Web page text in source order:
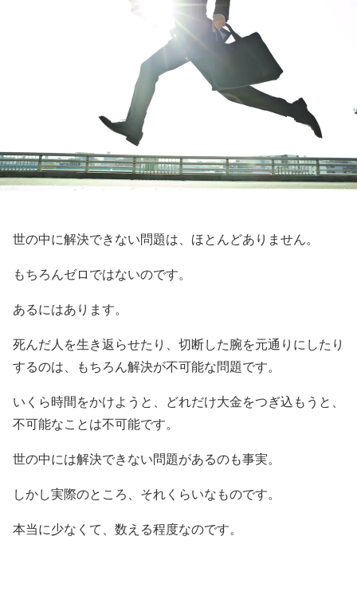
世の中に解決できない問題は、ほとんどありません。
もちろんゼロではないのです。
あるにはあります。
死んだ人を生き返らせたり、切断した腕を元通りにしたり
するのは、もちろん解決が不可能な問題です。
いくら時間をかけようと、どれだけ大金をつぎ込もうと、
不可能なことは不可能です。
世の中には解決できない問題があるのも事実。
しかし実際のところ、それくらいなものです。
本当に少なくて、数える程度なのです。